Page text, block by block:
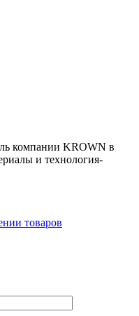
компании KROWN в
и технология-
товаров